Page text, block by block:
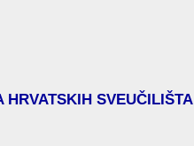
HRVATSKIH SVEUČILIŠTA